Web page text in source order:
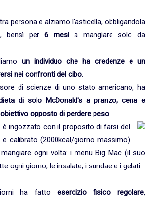
persona e alziamo l'asticella, obbligandola
bensì per6 mesia mangiare solo da
un individuo che ha credenze e un
nei confronti del cibo.
di scienze di uno stato americano, ha
di solo McDonald's a pranzo, cena e
opposto di perdere peso.
è ingozzato con il proposito di farsi del
e calibrato (2000kcal/giorno massimo)
ogni volta: i menu Big Mac (il suo
ogni giorno, le insalate, i sundae e i gelati.
ha fatto esercizio fisico regolare,